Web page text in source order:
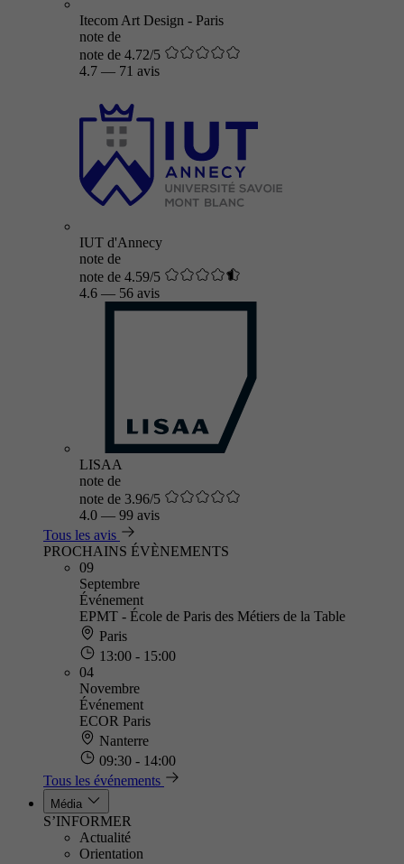
Itecom Art Design - Paris
note de
note de 4.72/5
4.7 — 71 avis
IUT d'Annecy
note de
note de 4.59/5
4.6 — 56 avis
LISAA
note de
note de 3.96/5
4.0 — 99 avis
Tous les avis
PROCHAINS ÉVÈNEMENTS
09
Septembre
Événement
EPMT - École de Paris des Métiers de la Table
Paris
13:00 - 15:00
04
Novembre
Événement
ECOR Paris
Nanterre
09:30 - 14:00
Tous les événements
Média
S’INFORMER
Actualité
Orientation